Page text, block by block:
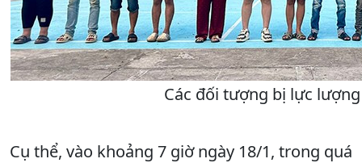
Các đối tượng bị lực
Cụ thể, vào khoảng 7 giờ ngày 18/1, trong quá